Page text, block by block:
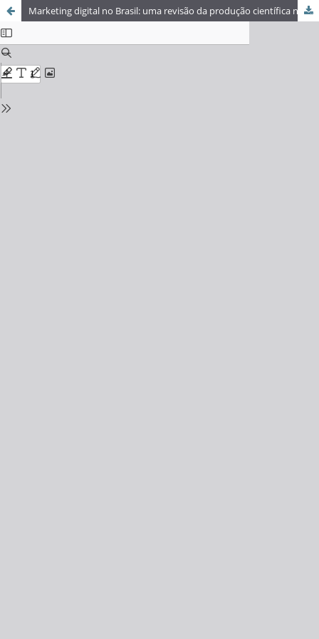
Marketing digital no Brasil: uma revisão da produção científica na Web of Science (2006–2024)